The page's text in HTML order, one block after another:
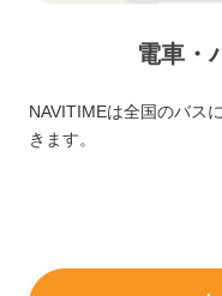
電車・
NAVITIMEは全国のバス
きます。